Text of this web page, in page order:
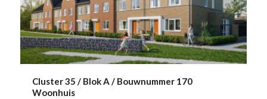
Cluster 35 / Blok A / Bouwnummer 170
Woonhuis